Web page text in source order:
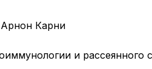
Карни
и рассеянного